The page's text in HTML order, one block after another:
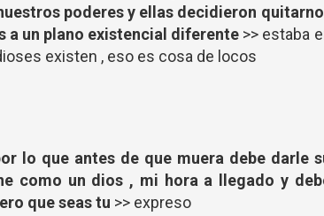
poderes y ellas decidieron
a un plano existencial diferente >> estaba
existen , eso es cosa de locos
lo que antes de que muera debe darle
como un dios , mi hora a llegado y
que seas tu >> expreso